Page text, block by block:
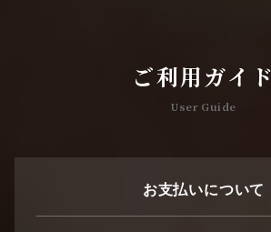
ご利用ガイド
User Guide
お支払いについて